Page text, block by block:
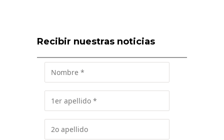
Recibir nuestras noticias